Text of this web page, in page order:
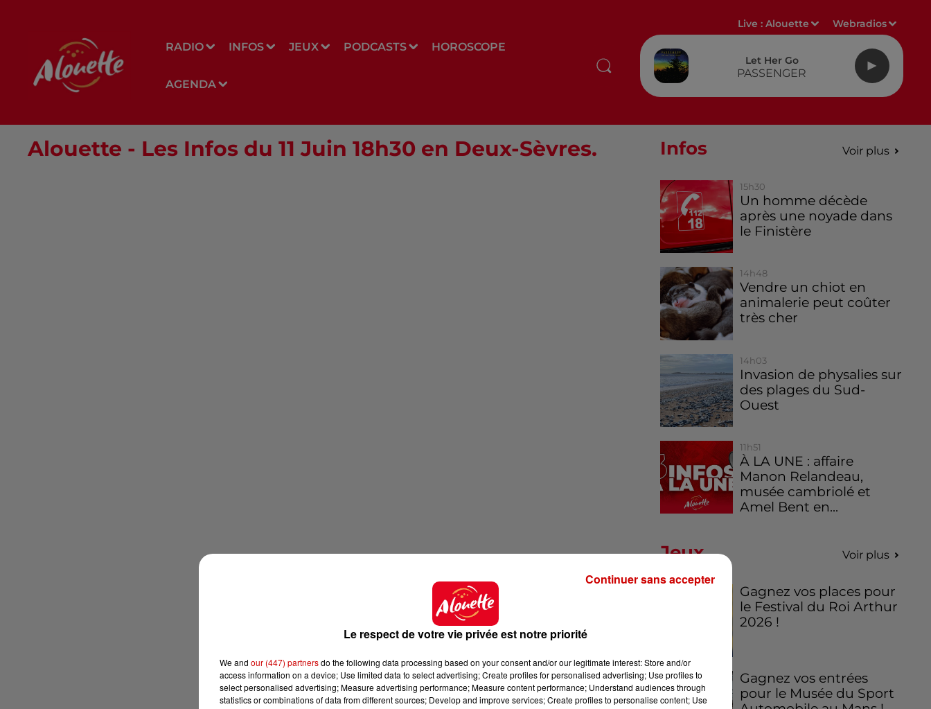
RADIO INFOS JEUX PODCASTS HOROSCOPE
AGENDA
Live :Alouette Webradios
Let Her Go
PASSENGER
Alouette - Les Infos du 11 Juin 18h30 en Deux-Sèvres. Infos Voir plus
15h30
Un homme décède
après une noyade dans
le Finistère
14h48
Vendre un chiot en
animalerie peut coûter
très cher
14h03
Invasion de physalies sur
des plages du Sud-
Ouest
11h51
À LA UNE : affaire
Manon Relandeau,
musée cambriolé et
Amel Bent en...
Jeux Voir plus
Gagnez vos places pour
le Festival du Roi Arthur
2026 !
Gagnez vos entrées
pour le Musée du Sport
Le respect de votre vie privée est notre priorité
We and our (447) partnersdo the following data processing based on your consent and/or our legitimate interest: Store and/or
access information on a device; Use limited data to select advertising; Create profiles for personalised advertising; Use profiles to
select personalised advertising; Measure advertising performance; Measure content performance; Understand audiences through
statistics or combinations of data from different sources; Develop and improve services; Create profiles to personalise content; Use
Continuer sans accepter